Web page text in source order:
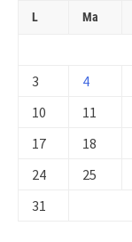
L Ma
3
4
10
11
17
18
24
25
31